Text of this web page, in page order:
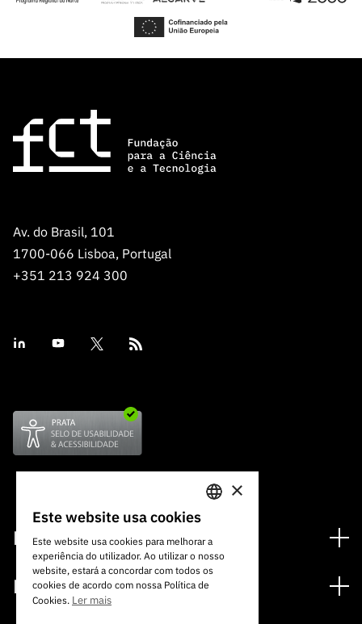
Av. do Brasil, 101
1700-066 Lisboa, Portugal
+351 213 924 300
Financiamento
Programas de Financiamento
Internacional
Media
PORTUGUESE
ENGLISH
×
Este website usa cookies
Este website usa cookies para melhorar a
experiência do utilizador. Ao utilizar o nosso
website, estará a concordar com todos os
cookies de acordo com nossa Política de
Cookies. Ler mais